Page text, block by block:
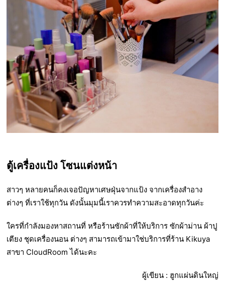
ตู้เครื่องแป้ง โซนแต่งหน้า
สาวๆ หลายคนก็คงเจอปัญหาเศษฝุ่นจากแป้ง จากเครื่องสำอาง
ต่างๆ ที่เราใช้ทุกวัน ดังนั้นมุมนี้เราควรทำความสะอาดทุกวันค่ะ
ใครที่กำลังมองหาสถานที่ หรือร้านซักผ้าที่ให้บริการ ซักผ้าม่าน ผ้าปู
เตียง ชุดเครื่องนอน ต่างๆ สามารถเข้ามาใช่บริการที่ร้าน Kikuya
สาขา CloudRoom ได้นะคะ
ผู้เขียน : ฮูกแผ่นดินใหญ่